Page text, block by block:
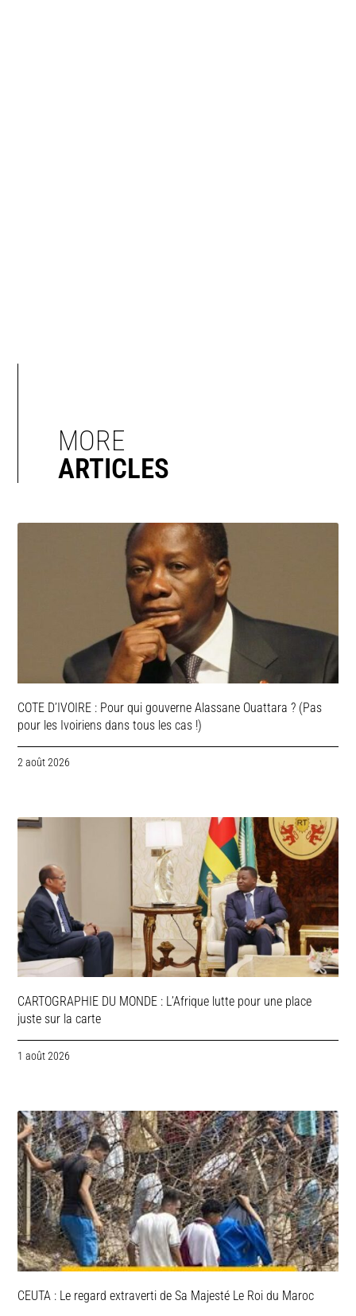
MORE
ARTICLES
COTE D’IVOIRE : Pour qui gouverne Alassane Ouattara ? (Pas
pour les Ivoiriens dans tous les cas !)
2 août 2026
CARTOGRAPHIE DU MONDE : L’Afrique lutte pour une place
juste sur la carte
1 août 2026
CEUTA : Le regard extraverti de Sa Majesté Le Roi du Maroc